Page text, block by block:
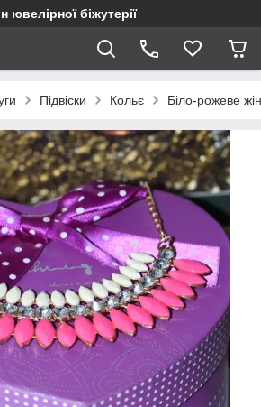
ювелірної біжутерії
Підвіски Кольє Біло-рожеве